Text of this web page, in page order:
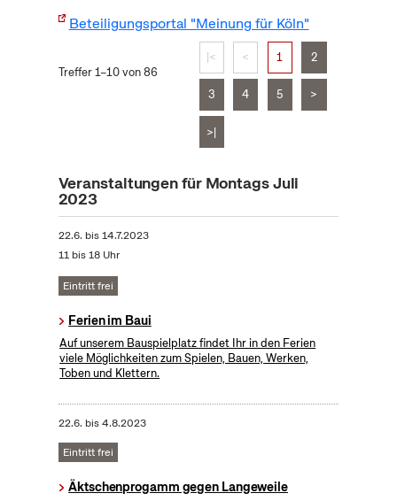
Beteiligungsportal "Meinung für Köln"
Treffer 1–10 von 86
|< < 1 2
3 4 5 >
>|
Veranstaltungen für Montags Juli
2023
22.6. bis14.7.2023
11 bis 18 Uhr
Eintritt frei
Ferien im Baui
Auf unserem Bauspielplatz findet Ihr in den Ferien
viele Möglichkeiten zum Spielen, Bauen, Werken,
Toben und Klettern.
22.6. bis4.8.2023
Eintritt frei
Äktschenprogamm gegen Langeweile